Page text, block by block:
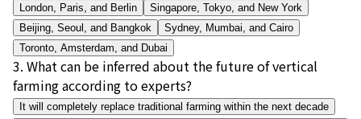
London, Paris, and Berlin
Singapore, Tokyo, and New York
Beijing, Seoul, and Bangkok
Sydney, Mumbai, and Cairo
Toronto, Amsterdam, and Dubai
3. What can be inferred about the future of vertical
farming according to experts?
It will completely replace traditional farming within the next decade